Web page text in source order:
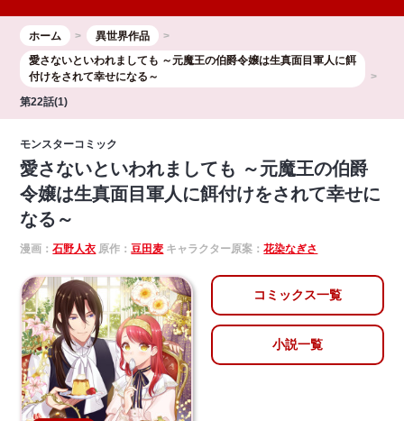
ホーム
異世界作品
愛さないといわれましても ～元魔王の伯爵令嬢は生真面目軍人に餌
付けをされて幸せになる～
第22話(1)
モンスターコミック
愛さないといわれましても ～元魔王の伯爵
令嬢は生真面目軍人に餌付けをされて幸せに
なる～
漫画：石野人衣 原作：豆田麦 キャラクター原案：花染なぎさ
コミックス一覧
小説一覧